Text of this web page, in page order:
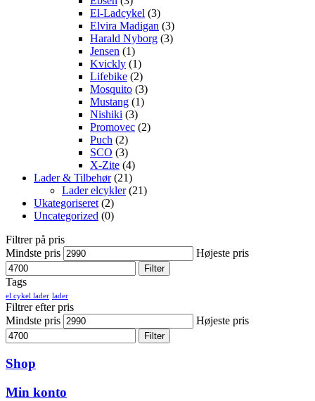
El-Ladcykel (3)
Elvira Madigan (3)
Harald Nyborg (3)
Jensen (1)
Kvickly (1)
Lifebike (2)
Mosquito (3)
Mustang (1)
Nishiki (3)
Promovec (2)
Puch (2)
SCO (3)
X-Zite (4)
Lader & Tilbehør (21)
Lader elcykler (21)
Ukategoriseret (2)
Uncategorized (0)
Filtrer på pris
Mindste pris
Højeste pris
Filter
Tags
el cykel lader lader
Filtrer efter pris
Mindste pris
Højeste pris
Filter
Shop
Min konto